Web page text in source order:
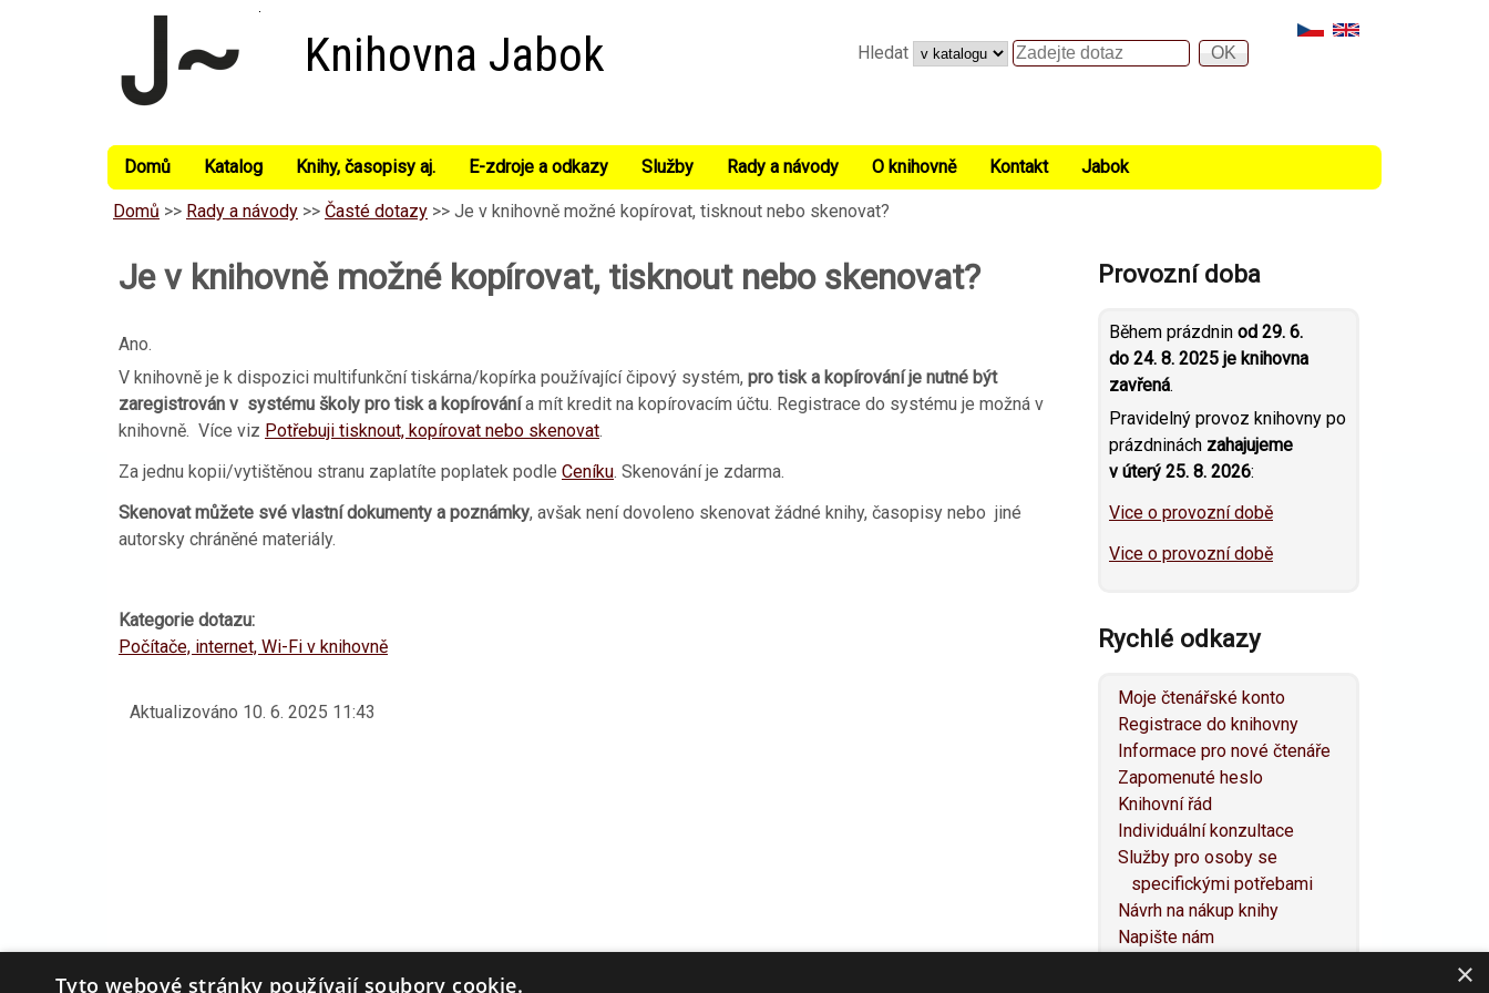
Knihovna Jabok Hledat
Hledat
Domů Katalog Knihy, časopisy aj. E-zdroje a odkazy Služby Rady a návody O knihovně Kontakt Jabok
Domů >> Rady a návody >> Časté dotazy >> Je v knihovně možné kopírovat, tisknout nebo skenovat?
Je v knihovně možné kopírovat, tisknout nebo skenovat?
Ano.
V knihovně je k dispozici multifunkční tiskárna/kopírka používající čipový systém, pro tisk a kopírování je nutné být
zaregistrován v systému školy pro tisk a kopírovánía mít kredit na kopírovacím účtu. Registrace do systému je možná v
knihovně. Více viz Potřebuji tisknout, kopírovat nebo skenovat.
Za jednu kopii/vytištěnou stranu zaplatíte poplatek podle Ceníku. Skenování je zdarma.
Skenovat můžete své vlastní dokumenty a poznámky, avšak není dovoleno skenovat žádné knihy, časopisy nebo jiné
autorsky chráněné materiály.
Kategorie dotazu:
Počítače, internet, Wi-Fi v knihovně
Aktualizováno 10. 6. 2025 11:43
Provozní doba
Během prázdnin od 29. 6.
do 24. 8. 2025 je knihovna
zavřená.
Pravidelný provoz knihovny po
prázdninách zahajujeme
v úterý 25. 8. 2026:
Vice o provozní době
Vice o provozní době
Rychlé odkazy
Moje čtenářské konto
Registrace do knihovny
Informace pro nové čtenáře
Zapomenuté heslo
Knihovní řád
Individuální konzultace
Služby pro osoby se
specifickými potřebami
Návrh na nákup knihy
Napište nám
×
Tyto webové stránky používají soubory cookie.